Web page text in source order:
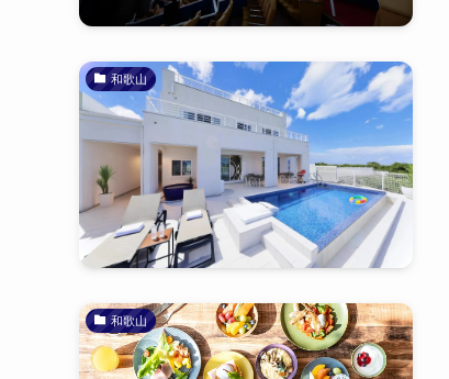
和歌山
和歌山